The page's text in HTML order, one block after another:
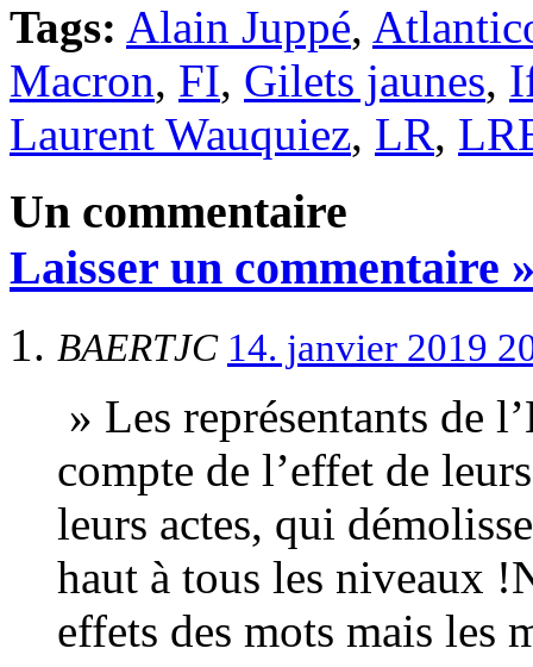
Tags: Alain Juppé,
Macron, FI, Gilets jaunes,
Laurent Wauquiez, LR,
Un commentaire
Laisser un commentaire
BAERTJC 14. janvier 2019
» Les représentants de
compte de l’effet de
leurs actes, qui
haut à tous les niveaux
effets des mots mais les